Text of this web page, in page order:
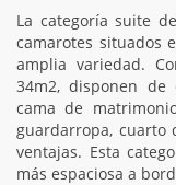
La categoría suite
camarotes situados
amplia variedad.
34m2, disponen de
cama de
guardarropa, cuarto
ventajas. Esta
más espaciosa a